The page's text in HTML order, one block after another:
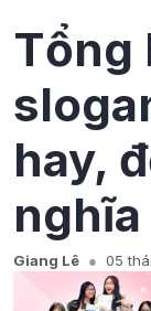
Tổng
hay,
nghĩa
Giang Lê 05